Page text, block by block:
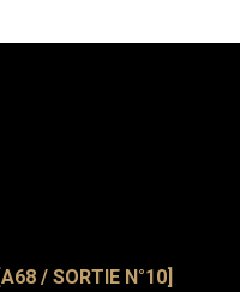
[A68 / SORTIE N°10]